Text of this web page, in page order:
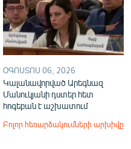
ՕԳՈՍՏՈՍ 06, 2026
Կալանավորված Արեգնազ
Մանուկյանի դստեր հետ
հոգեբան է աշխատում
Բոլոր հեռարձակումների արխիվը